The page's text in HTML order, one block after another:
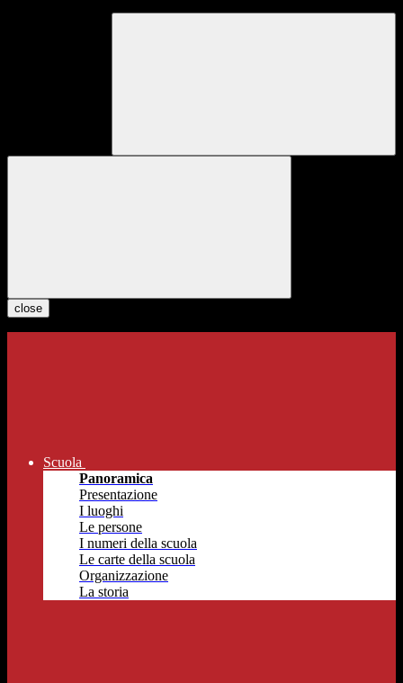
close
Scuola
Panoramica
Presentazione
I luoghi
Le persone
I numeri della scuola
Le carte della scuola
Organizzazione
La storia